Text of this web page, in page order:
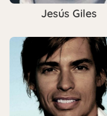
Jesús Giles